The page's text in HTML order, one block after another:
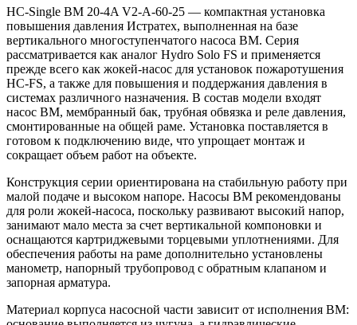
HC-Single BM 20-4A V2-A-60-25 — компактная установка
повышения давления Истратех, выполненная на базе
вертикального многоступенчатого насоса BM. Серия
рассматривается как аналог Hydro Solo FS и применяется
прежде всего как жокей-насос для установок пожаротушения
HC-FS, а также для повышения и поддержания давления в
системах различного назначения. В состав модели входят
насос BM, мембранный бак, трубная обвязка и реле давления,
смонтированные на общей раме. Установка поставляется в
готовом к подключению виде, что упрощает монтаж и
сокращает объем работ на объекте.
Конструкция серии ориентирована на стабильную работу при
малой подаче и высоком напоре. Насосы BM рекомендованы
для роли жокей-насоса, поскольку развивают высокий напор,
занимают мало места за счет вертикальной компоновки и
оснащаются картриджевыми торцевыми уплотнениями. Для
обеспечения работы на раме дополнительно установлены
манометр, напорный трубопровод с обратным клапаном и
запорная арматура.
Материал корпуса насосной части зависит от исполнения BM: